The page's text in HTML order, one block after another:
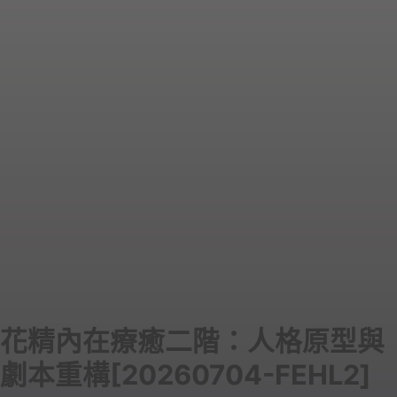
花精內在療癒二階：人格原型與
劇本重構[20260704-FEHL2]